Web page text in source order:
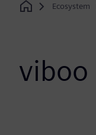
Home
Ecosystem
viboo